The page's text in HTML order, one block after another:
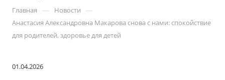
Главная — Новости —
Анастасия Александровна Макарова снова с нами: спокойствие
для родителей, здоровье для детей
01.04.2026